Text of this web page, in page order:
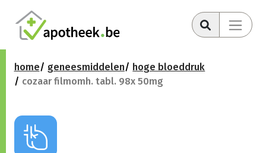
home geneesmiddelen
hoge bloeddruk
cozaar filmomh. tabl. 98x 50mg